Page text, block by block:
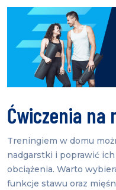
Ćwiczenia na
Treningiem w domu
nadgarstki i poprawić
obciążenia. Warto
funkcje stawu oraz